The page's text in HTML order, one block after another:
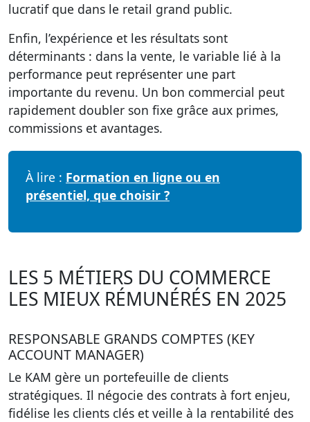
lucratif que dans le retail grand public.
Enfin, l’expérience et les résultats sont
déterminants : dans la vente, le variable lié à la
performance peut représenter une part
importante du revenu. Un bon commercial peut
rapidement doubler son fixe grâce aux primes,
commissions et avantages.
À lire : Formation en ligne ou en
présentiel, que choisir ?
LES 5 MÉTIERS DU COMMERCE
LES MIEUX RÉMUNÉRÉS EN 2025
RESPONSABLE GRANDS COMPTES (KEY
ACCOUNT MANAGER)
Le KAM gère un portefeuille de clients
stratégiques. Il négocie des contrats à fort enjeu,
fidélise les clients clés et veille à la rentabilité des